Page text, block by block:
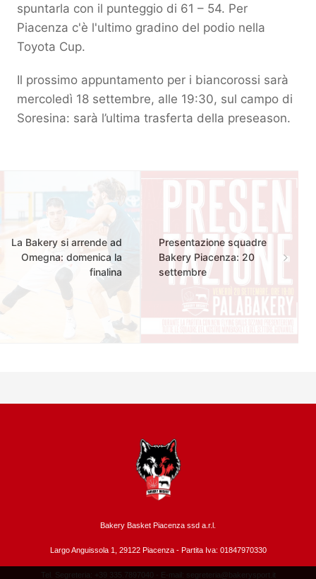
spuntarla con il punteggio di 61 – 54. Per
Piacenza c'è l'ultimo gradino del podio nella
Toyota Cup.
Il prossimo appuntamento per i biancorossi sarà
mercoledì 18 settembre, alle 19:30, sul campo di
Soresina: sarà l’ultima trasferta della preseason.
La Bakery si arrende ad
Omegna: domenica la
finalina
Presentazione squadre
Bakery Piacenza: 20
settembre
Bakery Basket Piacenza ssd a.r.l.
Largo Anguissola 1, 29122 Piacenza - Partita Iva: 01847970330
Tel. Segreteria: +39 335.7897040 - E-mail: segreteria@bakerysport.it